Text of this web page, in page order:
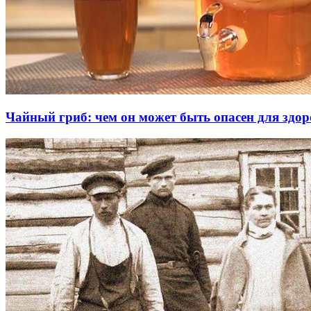
Чайный гриб: чем он может быть опасен для